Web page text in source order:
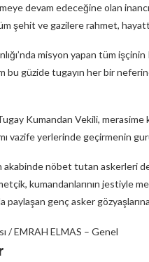
devam edeceğine olan
şehit ve gazilere rahmet,
misyon yapan tüm
güzide tugayın her bir
Kumandan Vekili,
vazife yerlerinde geçirmenin
akabinde nöbet tutan askerleri
kumandanlarının jestiyle
paylaşan genç asker
/ EMRAH ELMAS – Genel